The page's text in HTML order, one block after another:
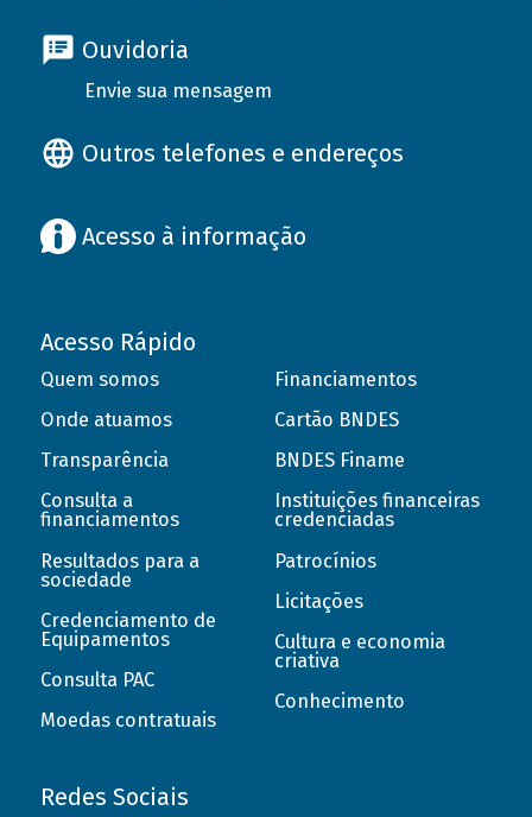
Ouvidoria
Envie sua mensagem
Outros telefones e endereços
Acesso à informação
Acesso Rápido
Quem somos
Onde atuamos
Transparência
Consulta a
financiamentos
Resultados para a
sociedade
Credenciamento de
Equipamentos
Consulta PAC
Moedas contratuais
Financiamentos
Cartão BNDES
BNDES Finame
Instituições financeiras
credenciadas
Patrocínios
Licitações
Cultura e economia
criativa
Conhecimento
Redes Sociais